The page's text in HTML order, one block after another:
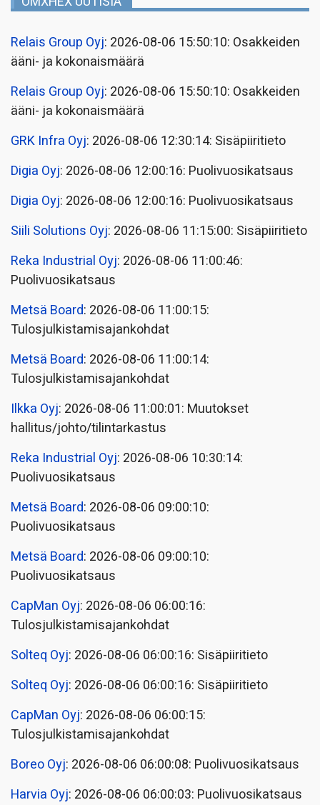
Relais Group Oyj: 2026-08-06 15:50:10: Osakkeiden
ääni- ja kokonaismäärä
Relais Group Oyj: 2026-08-06 15:50:10: Osakkeiden
ääni- ja kokonaismäärä
GRK Infra Oyj: 2026-08-06 12:30:14: Sisäpiiritieto
Digia Oyj: 2026-08-06 12:00:16: Puolivuosikatsaus
Digia Oyj: 2026-08-06 12:00:16: Puolivuosikatsaus
Siili Solutions Oyj: 2026-08-06 11:15:00: Sisäpiiritieto
Reka Industrial Oyj: 2026-08-06 11:00:46:
Puolivuosikatsaus
Metsä Board: 2026-08-06 11:00:15:
Tulosjulkistamisajankohdat
Metsä Board: 2026-08-06 11:00:14:
Tulosjulkistamisajankohdat
Ilkka Oyj: 2026-08-06 11:00:01: Muutokset
hallitus/johto/tilintarkastus
Reka Industrial Oyj: 2026-08-06 10:30:14:
Puolivuosikatsaus
Metsä Board: 2026-08-06 09:00:10:
Puolivuosikatsaus
Metsä Board: 2026-08-06 09:00:10:
Puolivuosikatsaus
CapMan Oyj: 2026-08-06 06:00:16:
Tulosjulkistamisajankohdat
Solteq Oyj: 2026-08-06 06:00:16: Sisäpiiritieto
Solteq Oyj: 2026-08-06 06:00:16: Sisäpiiritieto
CapMan Oyj: 2026-08-06 06:00:15:
Tulosjulkistamisajankohdat
Boreo Oyj: 2026-08-06 06:00:08: Puolivuosikatsaus
Harvia Oyj: 2026-08-06 06:00:03: Puolivuosikatsaus